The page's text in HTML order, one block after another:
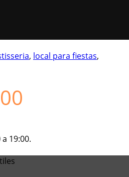
, local para fiestas,
19:00.